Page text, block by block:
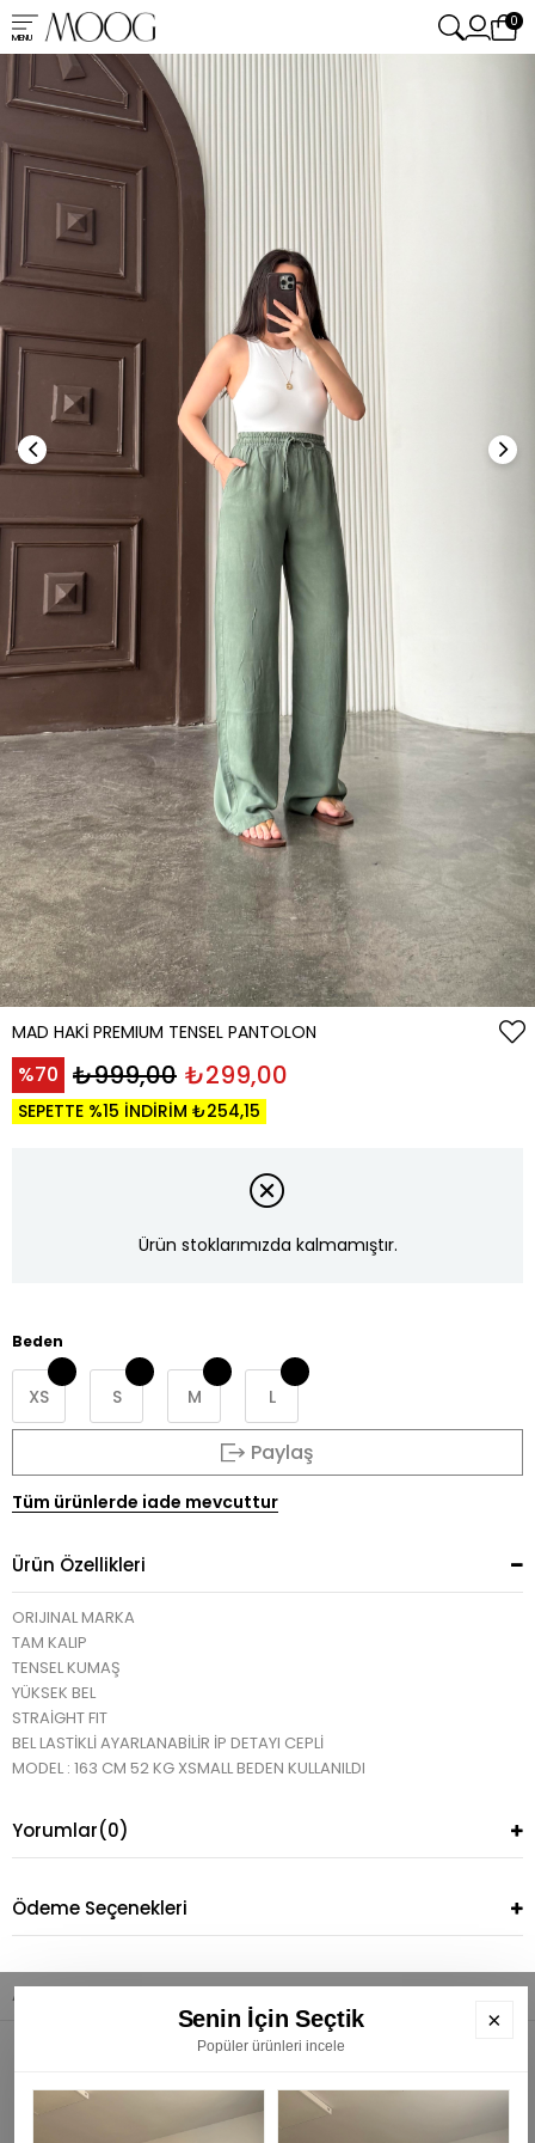
MENU
0
MAD HAKI PREMIUM TENSEL PANTOLON
70 ₺999,00 ₺299,00
SEPETTE %15 İNDİRİM ₺254,15
Ürün stoklarımızda kalmamıştır.
Beden
XS S M L
Paylaş
Tüm ürünlerde iade mevcuttur
Ürün Özellikleri
ORIJINAL MARKA
TAM KALIP
TENSEL KUMAŞ
YÜKSEK BEL
STRAİGHT FIT
BEL LASTİKLİ AYARLANABİLİR İP DETAYI CEPLİ
MODEL : 163 CM 52 KG XSMALL BEDEN KULLANILDI
Yorumlar(0)
Ödeme Seçenekleri
Anasayfa
Senin İçin Seçtik
Popüler ürünleri incele
×